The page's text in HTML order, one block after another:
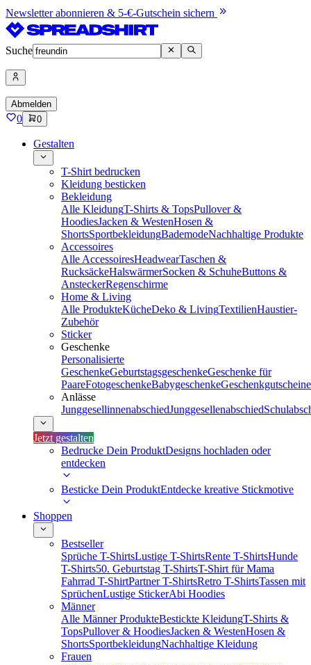
Newsletter abonnieren & 5-€-Gutschein sichern
Suche
Abmelden
0 0
Gestalten
T-Shirt bedrucken
Kleidung besticken
Bekleidung
Alle KleidungT-Shirts & TopsPullover &
HoodiesJacken & WestenHosen &
ShortsSportbekleidungBademodeNachhaltige Produkte
Accessoires
Alle AccessoiresHeadwearTaschen &
RucksäckeHalswärmerSocken & SchuheButtons &
AnsteckerRegenschirme
Home & Living
Alle ProdukteKücheDeko & LivingTextilienHaustier-
Zubehör
Sticker
Geschenke
Personalisierte
GeschenkeGeburtstagsgeschenkeGeschenke für
PaareFotogeschenkeBabygeschenkeGeschenkgutscheine
Anlässe
JunggesellinnenabschiedJunggesellenabschied
Jetzt gestalten
Bedrucke Dein ProduktDesigns hochladen oder
entdecken
Besticke Dein ProduktEntdecke kreative Stickmotive
Shoppen
Bestseller
Sprüche T-ShirtsLustige T-ShirtsRente T-ShirtsHunde
T-Shirts50. Geburtstag T-ShirtsT-Shirt für Mama
Fahrrad T-ShirtPartner T-ShirtsRetro T-ShirtsTassen mit
SprüchenLustige StickerAbi Hoodies
Männer
Alle Männer ProdukteBestickte KleidungT-Shirts &
TopsPullover & HoodiesJacken & WestenHosen &
ShortsSportbekleidungNachhaltige Kleidung
Frauen